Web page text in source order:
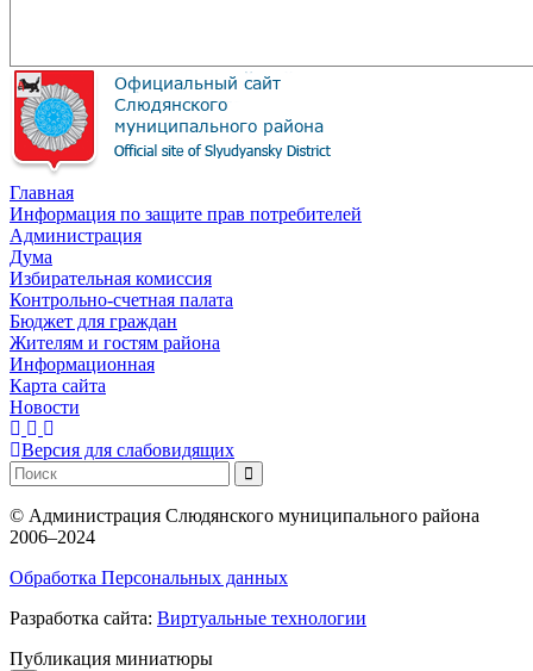
Главная
Информация по защите прав потребителей
Администрация
Дума
Избирательная комиссия
Контрольно-счетная палата
Бюджет для граждан
Жителям и гостям района
Информационная
Карта сайта
Новости
Версия для слабовидящих
© Администрация Слюдянского муниципального района
2006–2024
Обработка Персональных данных
Разработка сайта: Виртуальные технологии
Публикация миниатюры